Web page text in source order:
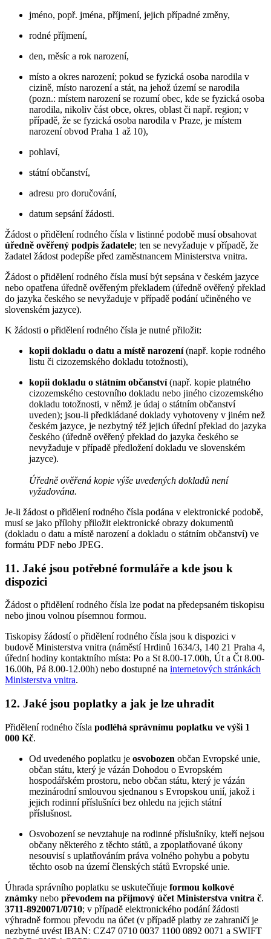
jméno, popř. jména, příjmení, jejich případné změny,
rodné příjmení,
den, měsíc a rok narození,
místo a okres narození; pokud se fyzická osoba narodila v
cizině, místo narození a stát, na jehož území se narodila
(pozn.: místem narození se rozumí obec, kde se fyzická osoba
narodila, nikoliv část obce, okres, oblast či např. region; v
případě, že se fyzická osoba narodila v Praze, je místem
narození obvod Praha 1 až 10),
pohlaví,
státní občanství,
adresu pro doručování,
datum sepsání žádosti.
Žádost o přidělení rodného čísla v listinné podobě musí obsahovat
úředně ověřený podpis žadatele; ten se nevyžaduje v případě, že
žadatel žádost podepíše před zaměstnancem Ministerstva vnitra.
Žádost o přidělení rodného čísla musí být sepsána v českém jazyce
nebo opatřena úředně ověřeným překladem (úředně ověřený překlad
do jazyka českého se nevyžaduje v případě podání učiněného ve
slovenském jazyce).
K žádosti o přidělení rodného čísla je nutné přiložit:
kopii dokladu o datu a místě narození(např. kopie rodného
listu či cizozemského dokladu totožnosti),
kopii dokladu o státním občanství(např. kopie platného
cizozemského cestovního dokladu nebo jiného cizozemského
dokladu totožnosti, v němž je údaj o státním občanství
uveden); jsou-li předkládané doklady vyhotoveny v jiném než
českém jazyce, je nezbytný též jejich úřední překlad do jazyka
českého (úředně ověřený překlad do jazyka českého se
nevyžaduje v případě předložení dokladu ve slovenském
jazyce).
Úředně ověřená kopie výše uvedených dokladů není
vyžadována.
Je-li žádost o přidělení rodného čísla podána v elektronické podobě,
musí se jako přílohy přiložit elektronické obrazy dokumentů
(dokladu o datu a místě narození a dokladu o státním občanství) ve
formátu PDF nebo JPEG.
11. Jaké jsou potřebné formuláře a kde jsou k
dispozici
Žádost o přidělení rodného čísla lze podat na předepsaném tiskopisu
nebo jinou volnou písemnou formou.
Tiskopisy žádostí o přidělení rodného čísla jsou k dispozici v
budově Ministerstva vnitra (náměstí Hrdinů 1634/3, 140 21 Praha 4,
úřední hodiny kontaktního místa: Po a St 8.00-17.00h, Út a Čt 8.00-
16.00h, Pá 8.00-12.00h) nebo dostupné na internetových stránkách
Ministerstva vnitra.
12. Jaké jsou poplatky a jak je lze uhradit
Přidělení rodného čísla podléhá správnímu poplatku ve výši 1
000 Kč.
Od uvedeného poplatku je osvobozen občan Evropské unie,
občan státu, který je vázán Dohodou o Evropském
hospodářském prostoru, nebo občan státu, který je vázán
mezinárodní smlouvou sjednanou s Evropskou unií, jakož i
jejich rodinní příslušníci bez ohledu na jejich státní
příslušnost.
Osvobození se nevztahuje na rodinné příslušníky, kteří nejsou
občany některého z těchto států, a zpoplatňované úkony
nesouvisí s uplatňováním práva volného pohybu a pobytu
těchto osob na území členských států Evropské unie.
Úhrada správního poplatku se uskutečňuje formou kolkové
známky nebo převodem na příjmový účet Ministerstva vnitra č.
3711-8920071/0710; v případě elektronického podání žádosti
výhradně formou převodu na účet (v případě platby ze zahraničí je
nezbytné uvést IBAN: CZ47 0710 0037 1100 0892 0071 a SWIFT